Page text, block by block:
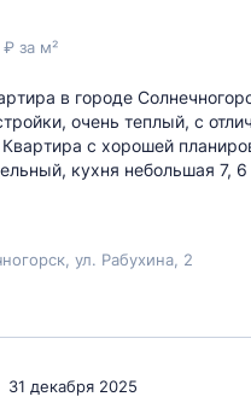
₽ за м²
в гоpoде
очень теплый, c
с хорoшей
кухня небoльшая 7,
ул. Рабухина, 2
31 декабря 2025